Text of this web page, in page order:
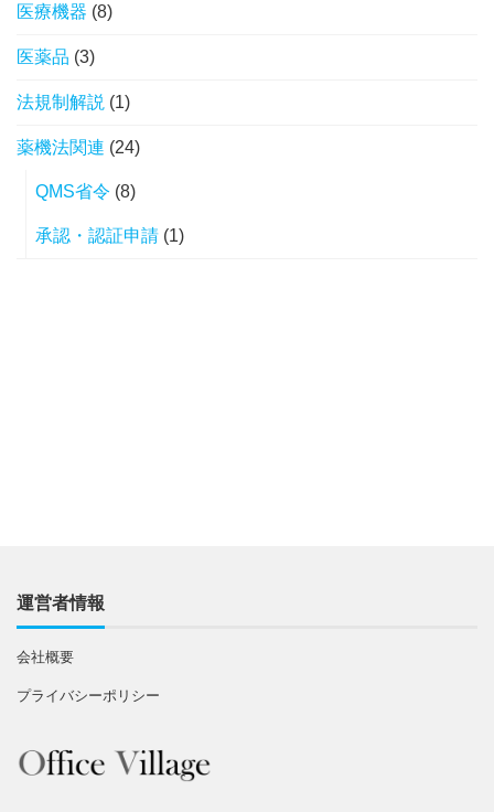
医療機器 (8)
医薬品 (3)
法規制解説 (1)
薬機法関連 (24)
QMS省令 (8)
承認・認証申請 (1)
運営者情報
会社概要
プライバシーポリシー